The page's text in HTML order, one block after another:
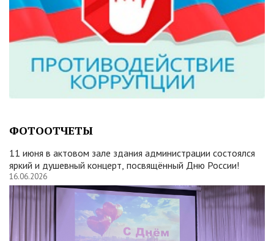
ФОТООТЧЕТЫ
11 июня в актовом зале здания администрации состоялся
яркий и душевный концерт, посвящённый Дню России!
16.06.2026